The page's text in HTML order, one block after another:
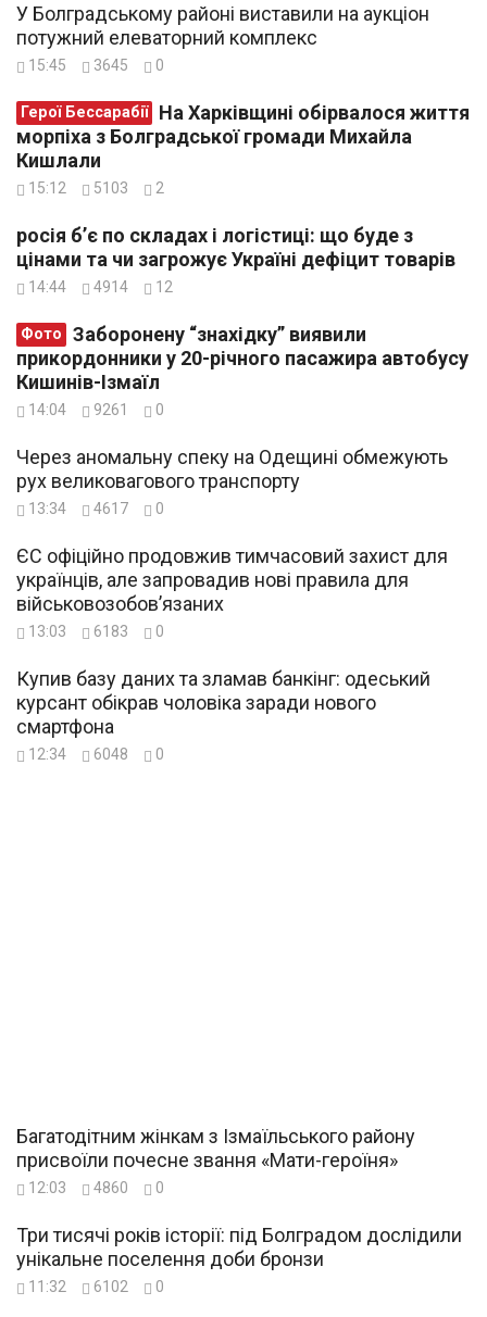
У Болградському районі виставили на аукціон
потужний елеваторний комплекс
15:45 3645 0
Герої Бессарабії
морпіха з Болградської громади Михайла
Кишлали
15:12 5103 2
росія б’є по складах і логістиці: що буде з
цінами та чи загрожує Україні дефіцит товарів
14:44 4914 12
Фото
прикордонники у 20-річного пасажира автобусу
Кишинів-Ізмаїл
14:04 9261 0
Через аномальну спеку на Одещині обмежують
рух великовагового транспорту
13:34 4617 0
ЄС офіційно продовжив тимчасовий захист для
українців, але запровадив нові правила для
військовозобов’язаних
13:03 6183 0
Купив базу даних та зламав банкінг: одеський
курсант обікрав чоловіка заради нового
смартфона
12:34 6048 0
Багатодітним жінкам з Ізмаїльського району
присвоїли почесне звання «Мати-героїня»
12:03 4860 0
Три тисячі років історії: під Болградом дослідили
унікальне поселення доби бронзи
11:32 6102 0